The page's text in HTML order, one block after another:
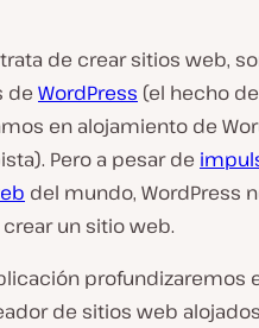
de crear sitios web,
de WordPress (el hecho
en alojamiento de
Pero a pesar de
del mundo, WordPress
un sitio web.
profundizaremos
de sitios web